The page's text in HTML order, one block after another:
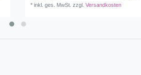
*inkl. ges. MwSt. zzgl.Versandkosten